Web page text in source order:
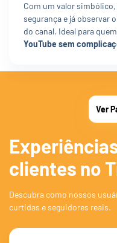
Com um valor
segurança e já observar
do canal. Ideal para
YouTube sem
Ver
clientes no
Descubra como nossos
curtidas e seguidores reais.